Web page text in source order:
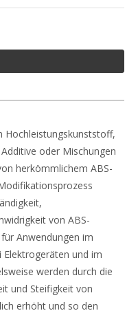
Hochleistungskunststoff,
oder Mischungen
herkömmlichem ABS-
von ABS-
Anwendungen im
und im
werden durch die
und Steifigkeit von
erhöht und so den